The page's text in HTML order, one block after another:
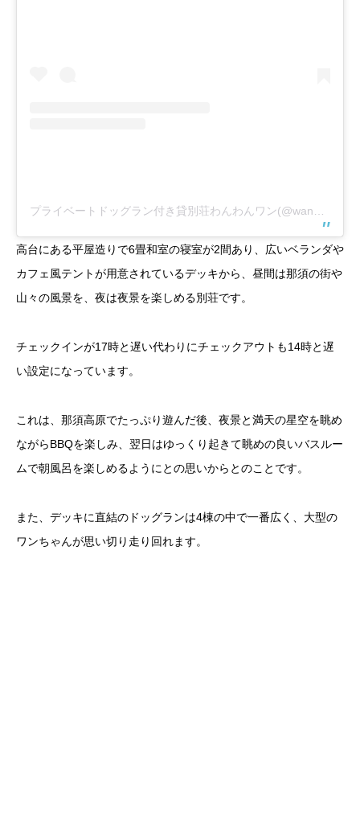
プライベートドッグラン付き貸別荘わんわんワン(@wanwanwan.nasu)がシェアした投稿
高台にある平屋造りで6畳和室の寝室が2間あり、広いベランダや
カフェ風テントが用意されているデッキから、昼間は那須の街や
山々の風景を、夜は夜景を楽しめる別荘です。
チェックインが17時と遅い代わりにチェックアウトも14時と遅
い設定になっています。
これは、那須高原でたっぷり遊んだ後、夜景と満天の星空を眺め
ながらBBQを楽しみ、翌日はゆっくり起きて眺めの良いバスルー
ムで朝風呂を楽しめるようにとの思いからとのことです。
また、デッキに直結のドッグランは4棟の中で一番広く、大型の
ワンちゃんが思い切り走り回れます。